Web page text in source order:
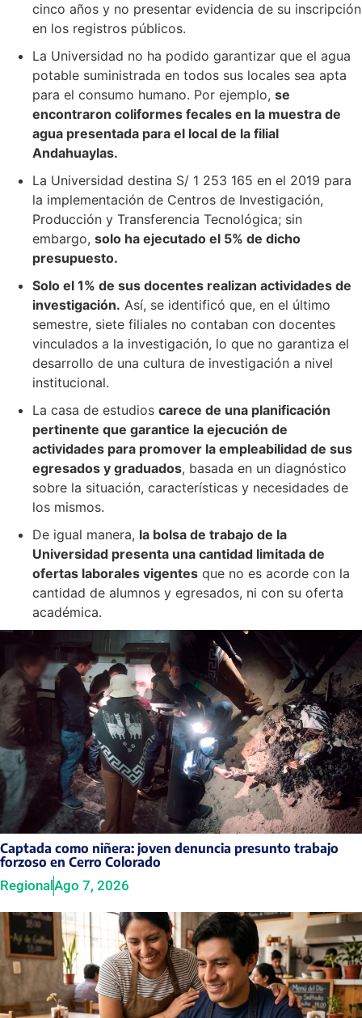
cinco años y no presentar evidencia de su inscripción
en los registros públicos.
La Universidad no ha podido garantizar que el agua
potable suministrada en todos sus locales sea apta
para el consumo humano. Por ejemplo, se
encontraron coliformes fecales en la muestra de
agua presentada para el local de la filial
Andahuaylas.
La Universidad destina S/ 1 253 165 en el 2019 para
la implementación de Centros de Investigación,
Producción y Transferencia Tecnológica; sin
embargo, solo ha ejecutado el 5% de dicho
presupuesto.
Solo el 1% de sus docentes realizan actividades de
investigación. Así, se identificó que, en el último
semestre, siete filiales no contaban con docentes
vinculados a la investigación, lo que no garantiza el
desarrollo de una cultura de investigación a nivel
institucional.
La casa de estudios carece de una planificación
pertinente que garantice la ejecución de
actividades para promover la empleabilidad de sus
egresados y graduados, basada en un diagnóstico
sobre la situación, características y necesidades de
los mismos.
De igual manera, la bolsa de trabajo de la
Universidad presenta una cantidad limitada de
ofertas laborales vigentes que no es acorde con la
cantidad de alumnos y egresados, ni con su oferta
académica.
Captada como niñera: joven denuncia presunto trabajo
forzoso en Cerro Colorado
Regional Ago 7, 2026